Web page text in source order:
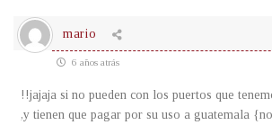
mario
6 años atrás
!!jajaja si no pueden con los puertos que
,y tienen que pagar por su uso a guatemala